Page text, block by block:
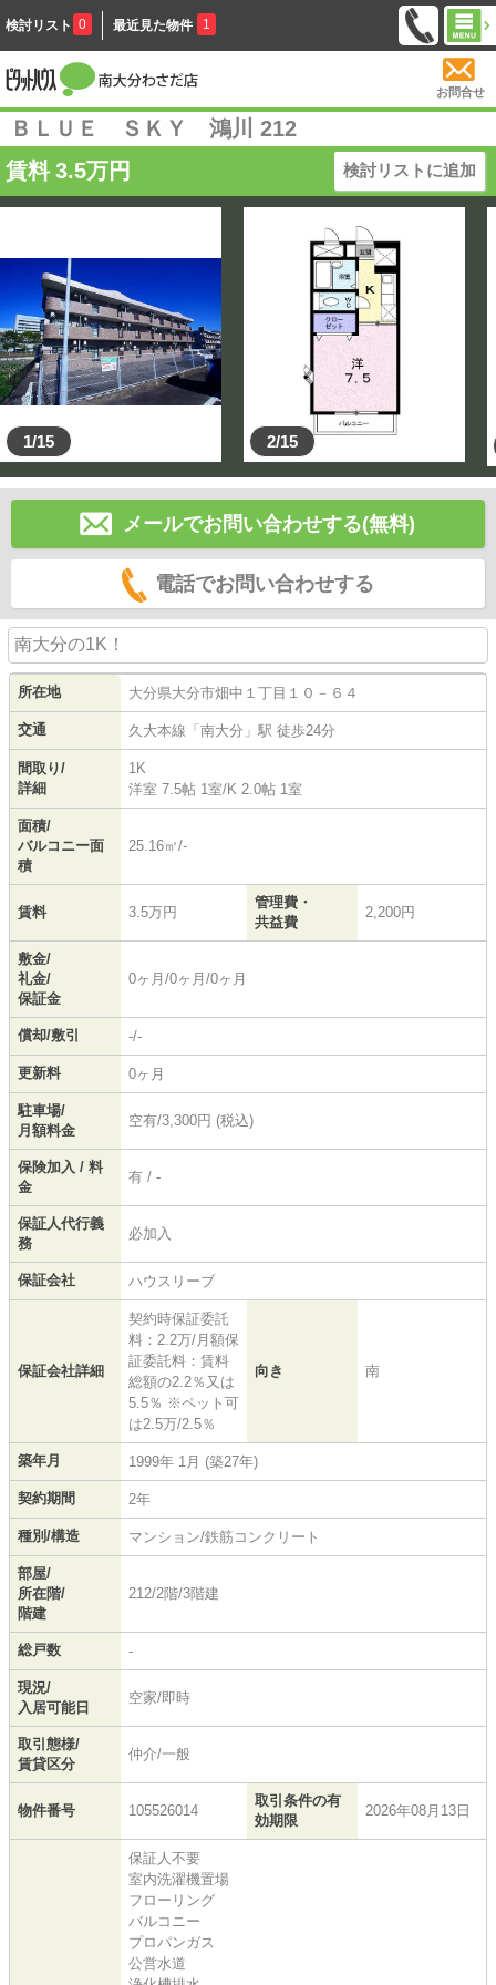
検討リスト 0 最近見た物件 1
お問合せ
ＢＬＵＥ ＳＫＹ 鴻川 212
賃料 3.5万円 検討リストに追加
1/15 2/15
メールでお問い合わせする(無料)
電話でお問い合わせする
南大分の1K！
所在地 大分県大分市畑中 １丁目１０－６４
交通 久大本線 「 南大分 」駅 徒歩24分
間取り/
詳細
1K
洋室 7.5帖 1室/K 2.0帖 1室
面積/
バルコニー面
積
25.16㎡/-
賃料 3.5万円
管理費・
共益費
2,200円
敷金/
礼金/
保証金
0ヶ月/0ヶ月/0ヶ月
償却/敷引 -/-
更新料 0ヶ月
駐車場/
月額料金
空有/3,300円 (税込)
保険加入 / 料
金
有 / -
保証人代行義
務
必加入
保証会社 ハウスリーブ
保証会社詳細
契約時保証委託
料：2.2万/月額保
証委託料：賃料
総額の2.2％又は
5.5％ ※ペット可
は2.5万/2.5％
向き 南
築年月 1999年 1月 (築27年)
契約期間 2年
種別/構造 マンション/鉄筋コンクリート
部屋/
所在階/
階建
212/2階/3階建
総戸数 -
現況/
入居可能日
空家/即時
取引態様/
賃貸区分
仲介/一般
物件番号 105526014
取引条件の有
効期限
2026年08月13日
保証人不要
室内洗濯機置場
フローリング
バルコニー
プロパンガス
公営水道